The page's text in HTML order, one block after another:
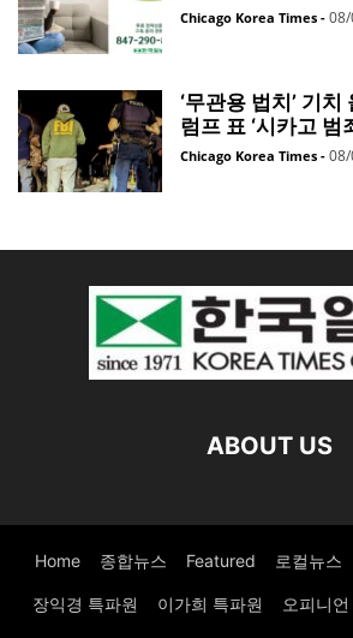
Chicago Korea Times -
‘무관용 법치’ 기
럼프 표 ‘시카고 범
Chicago Korea Times -
ABOUT US
Home 종합뉴스 Featured 로컬뉴스
장익경 특파원 이가희 특파원 오피니언